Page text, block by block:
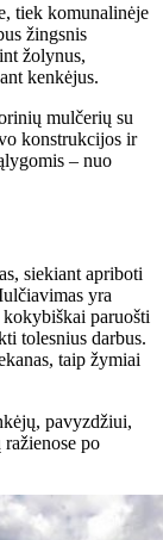
tiek komunalinėje
žingsnis
žolynus,
kenkėjus.
mulčerių su
konstrukcijos ir
– nuo
siekiant apriboti
yra
paruošti
tolesnius darbus.
taip žymiai
pavyzdžiui,
po